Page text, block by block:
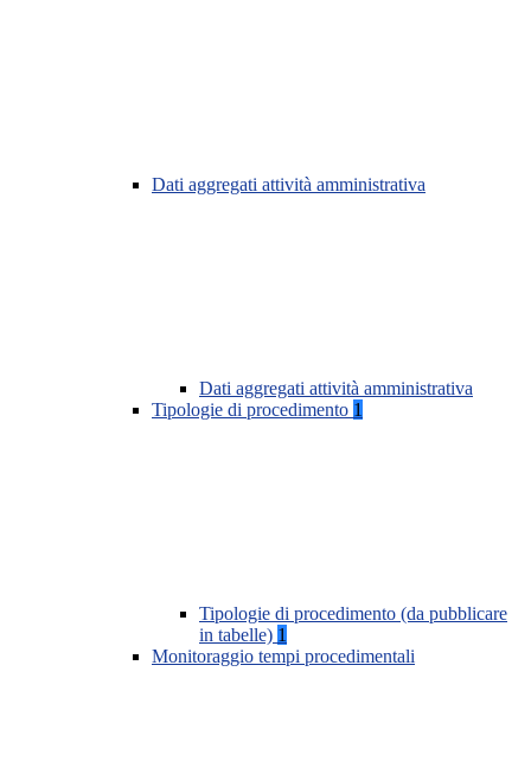
Dati aggregati attività amministrativa
Dati aggregati attività amministrativa
Tipologie di procedimento 1
Tipologie di procedimento (da pubblicare
in tabelle) 1
Monitoraggio tempi procedimentali